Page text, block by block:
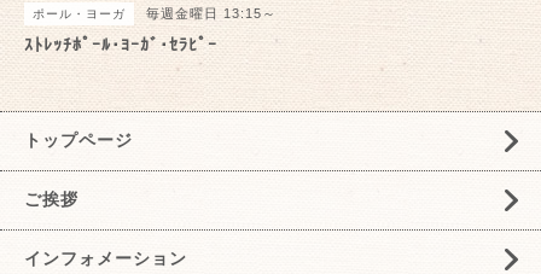
ポール・ヨーガ 毎週金曜日 13:15～
ｽﾄﾚｯﾁﾎﾟｰﾙ･ﾖｰｶﾞ･ｾﾗﾋﾟｰ
トップページ
ご挨拶
インフォメーション